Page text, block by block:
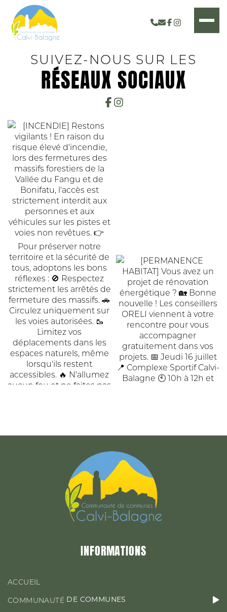
ACCUEIL
COMMUNAUTÉDE
MISSIONS&
ACTIONS
ACTUALITÉS
OFFRES
SUIVEZ-NOUS SUR LES
RÉSEAUX SOCIAUX
INFORMATIONS
ACCUEIL
COMMUNAUTÉ DE COMMUNES